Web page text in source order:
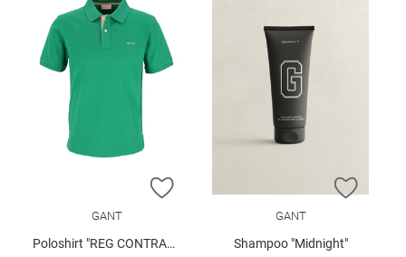
ZUR WUNSCHLISTE HINZUFÜGEN
GANT
Poloshirt "REG CONTRAST"
ZUR
GANT
Shampoo "Midnight"